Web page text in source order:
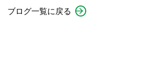
ブログ一覧に戻る